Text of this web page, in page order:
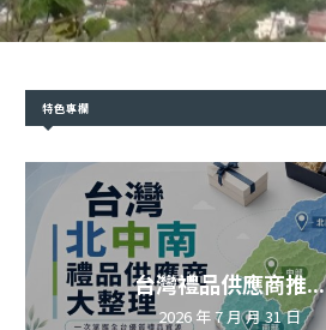
特色專欄
台灣禮品供應商推...
2026 年 7 月 月 31 日